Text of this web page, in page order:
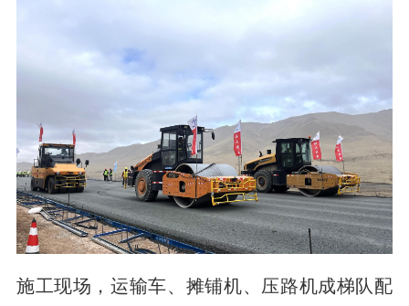
施工现场，运输车、摊铺机、压路机成梯队配